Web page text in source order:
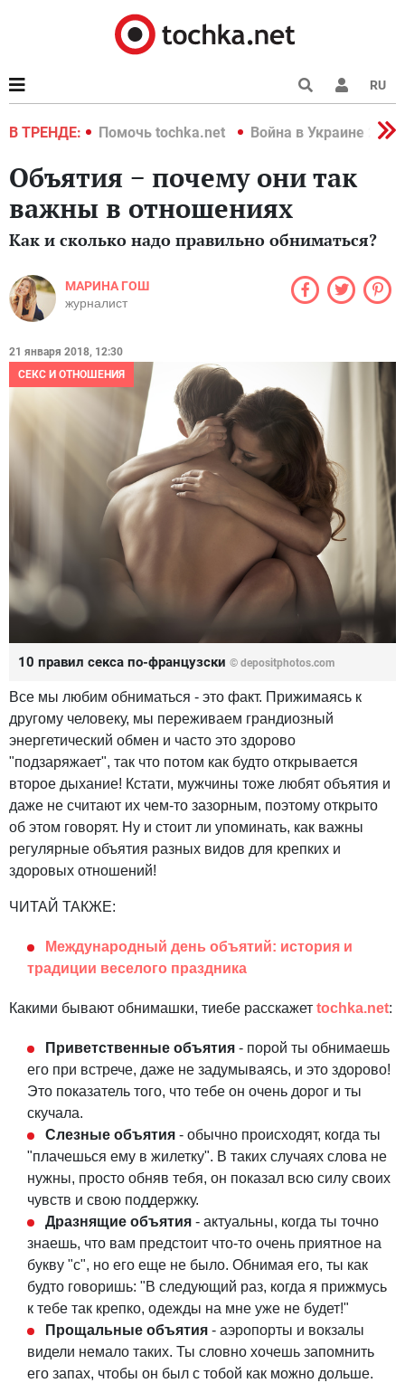
RU
В ТРЕНДЕ:
2022 Помочь tochka.net Война в Украине 2022
Объятия − почему они так
важны в отношениях
Как и сколько надо правильно обниматься?
МАРИНА ГОШ
журналист
21 января 2018, 12:30
СЕКС И ОТНОШЕНИЯ
10 правил секса по-французски © depositphotos.com
Все мы любим обниматься - это факт. Прижимаясь к
другому человеку, мы переживаем грандиозный
энергетический обмен и часто это здорово
"подзаряжает", так что потом как будто открывается
второе дыхание! Кстати, мужчины тоже любят объятия и
даже не считают их чем-то зазорным, поэтому открыто
об этом говорят. Ну и стоит ли упоминать, как важны
регулярные объятия разных видов для крепких и
здоровых отношений!
ЧИТАЙ ТАКЖЕ:
Международный день объятий: история и
традиции веселого праздника
Какими бывают обнимашки, тиебе расскажет tochka.net:
Приветственные объятия - порой ты обнимаешь
его при встрече, даже не задумываясь, и это здорово!
Это показатель того, что тебе он очень дорог и ты
скучала.
Слезные объятия - обычно происходят, когда ты
"плачешься ему в жилетку". В таких случаях слова не
нужны, просто обняв тебя, он показал всю силу своих
чувств и свою поддержку.
Дразнящие объятия - актуальны, когда ты точно
знаешь, что вам предстоит что-то очень приятное на
букву "с", но его еще не было. Обнимая его, ты как
будто говоришь: "В следующий раз, когда я прижмусь
к тебе так крепко, одежды на мне уже не будет!"
Прощальные объятия - аэропорты и вокзалы
видели немало таких. Ты словно хочешь запомнить
его запах, чтобы он был с тобой как можно дольше.